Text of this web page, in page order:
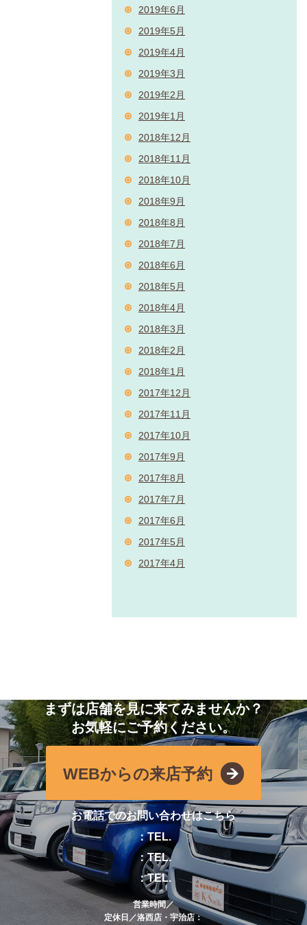
2019年6月
2019年5月
2019年4月
2019年3月
2019年2月
2019年1月
2018年12月
2018年11月
2018年10月
2018年9月
2018年8月
2018年7月
2018年6月
2018年5月
2018年4月
2018年3月
2018年2月
2018年1月
2017年12月
2017年11月
2017年10月
2017年9月
2017年8月
2017年7月
2017年6月
2017年5月
2017年4月
まずは店舗を見に来てみませんか？
お気軽にご予約ください。
WEBからの来店予約
お電話でのお問い合わせはこちら
：TEL.
：TEL.
：TEL.
営業時間／
定休日／洛西店・宇治店：